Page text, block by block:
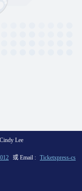
Lee
或 Email : Ticketxpress-cs